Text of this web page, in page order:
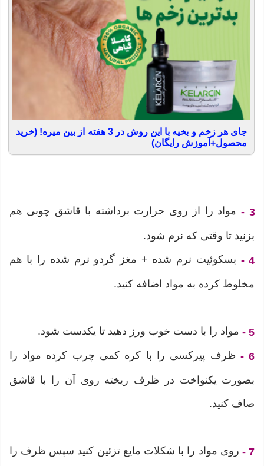
جای هر زخم و بخیه با این روش در 3 هفته از بین میره! (خرید
محصول+آموزش رایگان)
3 - مواد را از روی حرارت برداشته با قاشق چوبی هم
بزنید تا وقتی که نرم شود.
4 - بسکوئیت نرم شده + مغز گردو نرم شده را با هم
مخلوط کرده به مواد اضافه کنید.
5 - مواد را با دست خوب ورز دهید تا یکدست شود.
6 - ظرف پیرکسی را با کره کمی چرب کرده مواد را
بصورت یکنواخت در ظرف ریخته روی آن را با قاشق
صاف کنید.
7 - روی مواد را با شکلات مایع تزئین کنید سپس ظرف را